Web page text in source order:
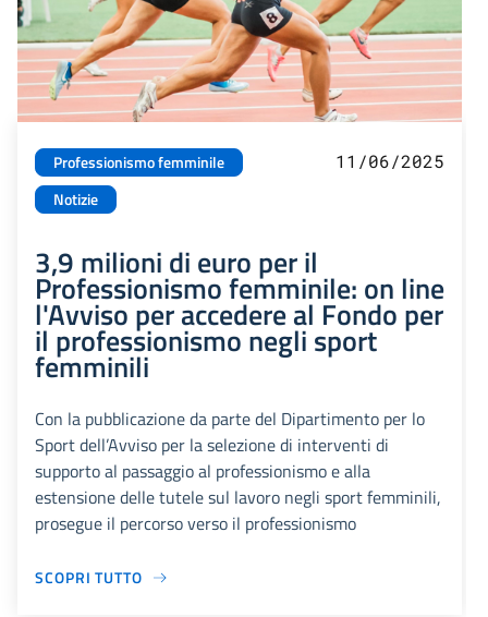
Professionismo femminile
Notizie
11/06/2025
3,9 milioni di euro per il
Professionismo femminile: on line
l'Avviso per accedere al Fondo per
il professionismo negli sport
femminili
Con la pubblicazione da parte del Dipartimento per lo
Sport dell’Avviso per la selezione di interventi di
supporto al passaggio al professionismo e alla
estensione delle tutele sul lavoro negli sport femminili,
prosegue il percorso verso il professionismo
SCOPRI TUTTO